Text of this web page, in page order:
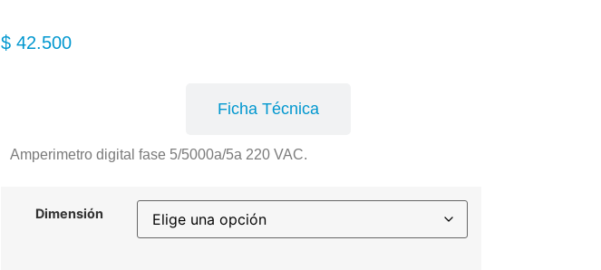
$ 42.500
Ficha Técnica
Amperimetro digital fase 5/5000a/5a 220 VAC.
Dimensión